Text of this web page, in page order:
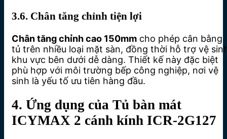
3.6. Chân tăng chỉnh tiện lợi
Chân tăng chỉnh cao 150mm cho phép cân bằng
tủ trên nhiều loại mặt sàn, đồng thời hỗ trợ vệ
khu vực bên dưới dễ dàng. Thiết kế này đặc biệt
phù hợp với môi trường bếp công nghiệp, nơi vệ
sinh là yếu tố ưu tiên hàng đầu.
4. Ứng dụng của Tủ bàn mát
ICYMAX 2 cánh kính ICR-2G127